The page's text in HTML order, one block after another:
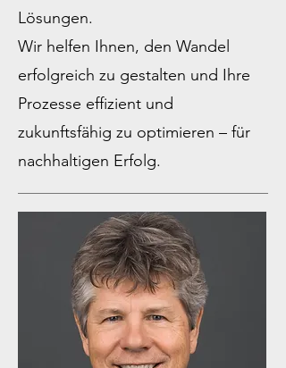
Lösungen.
Wir helfen Ihnen, den Wandel
erfolgreich zu gestalten und Ihre
Prozesse effizient und
zukunftsfähig zu optimieren – für
nachhaltigen Erfolg.